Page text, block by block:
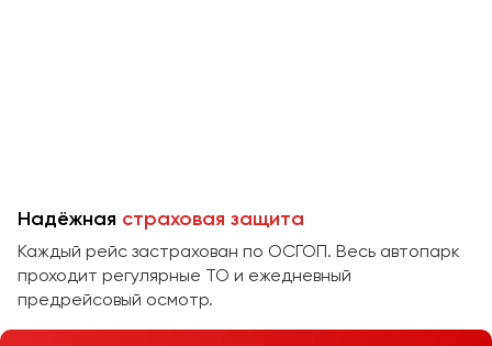
Надёжная страховая защита
Каждый рейс застрахован по ОСГОП. Весь автопарк
проходит регулярные ТО и ежедневный
предрейсовый осмотр.